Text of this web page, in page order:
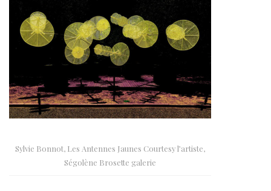
Sylvie Bonnot, Les Antennes Jaunes Courtesy l’artiste,
Ségolène Brosette galerie